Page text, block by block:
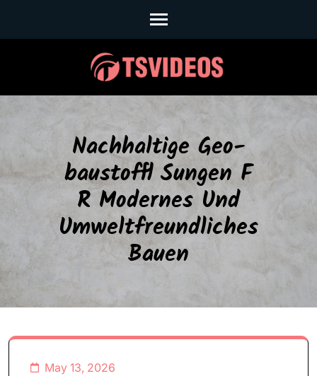
Enter)
Nachhaltige Geo-
baustoffl Sungen F
R Modernes Und
Umweltfreundliches
Bauen
May 13, 2026